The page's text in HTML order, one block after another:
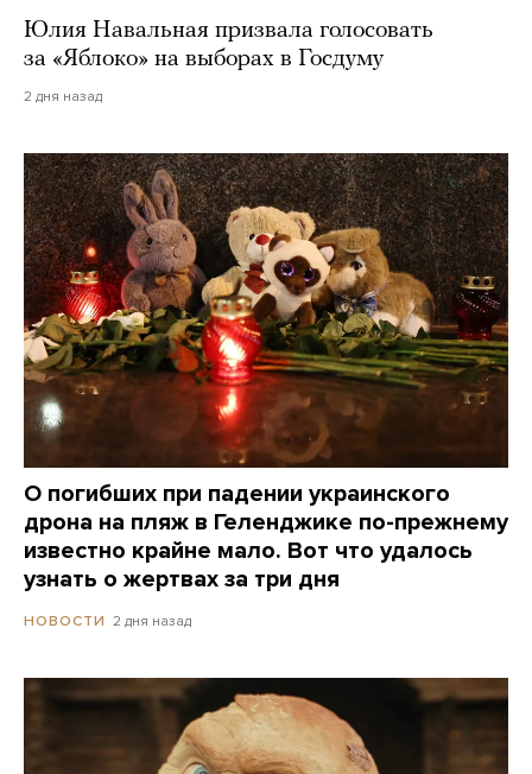
Юлия Навальная призвала голосовать
за «Яблоко» на выборах в Госдуму
2 дня назад
О погибших при падении украинского
дрона на пляж в Геленджике по-прежнему
известно крайне мало. Вот что удалось
узнать о жертвах за три дня
НОВОСТИ 2 дня назад